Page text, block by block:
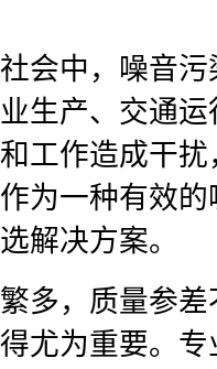
会中，噪音
生产、交通
工作造成干
为一种有效
解决方案。
多，质量参
尤为重要。